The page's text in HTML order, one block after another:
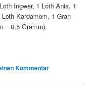
Ingwer, 1 Loth Anis, 1
Kardamom, 1 Gran
= 0,5 Gramm).
Kommentar